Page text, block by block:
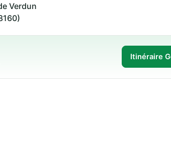
Verdun
Itinéraire